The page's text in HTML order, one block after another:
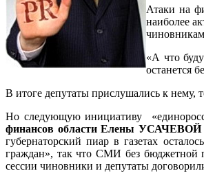
Атаки на
наиболее
«А что
останется
В итоге депутаты прислушались к нему,
Но следующую инициативу
финансов области Елены УСАЧЕВОЙ
губернаторский пиар в газетах
граждан», так что СМИ без бюджетной
сессии чиновники и депутаты